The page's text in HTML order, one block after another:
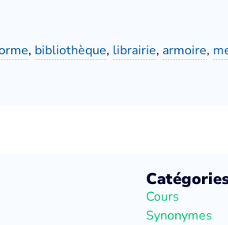
, bibliothèque, librairie, armoire,
Cours
Synonymes